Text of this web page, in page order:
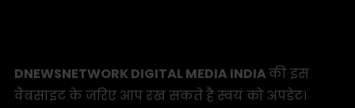
DNEWSNETWORK DIGITAL MEDIA INDIAकी इस
वैबसाइट के जरिए आप रख सकते है स्वयं को अपडेट।